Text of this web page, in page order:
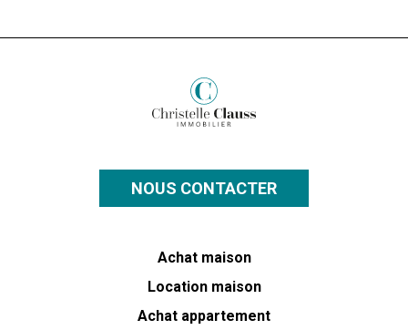
NOUS CONTACTER
Achat maison
Location maison
Achat appartement